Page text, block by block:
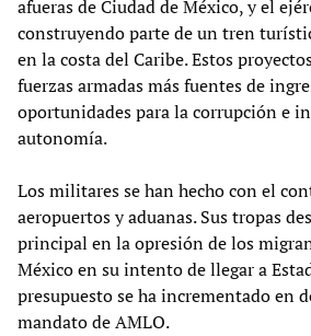
afueras de Ciudad de México, y el
construyendo parte de un tren
en la costa del Caribe. Estos
fuerzas armadas más fuentes de
oportunidades para la corrupción e
autonomía.
Los militares se han hecho con el
aeropuertos y aduanas. Sus tropas
principal en la opresión de los
México en su intento de llegar a
presupuesto se ha incrementado en
mandato de AMLO.